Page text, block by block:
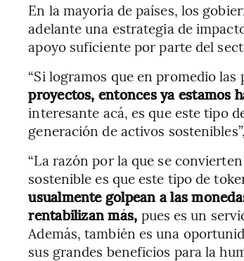
En la mayoría de países, los
adelante una estrategia de
apoyo suficiente por parte del
“Si logramos que en promedio
proyectos, entonces ya estamos
interesante acá, es que este tipo
generación de activos
“La razón por la que se
sostenible es que este tipo de
usualmente golpean a las
rentabilizan más, pues es un
Además, también es una
sus grandes beneficios para la